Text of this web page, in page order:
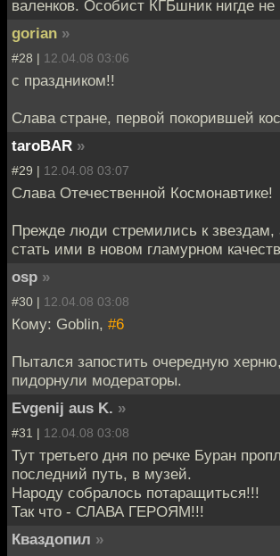
валенков. Особист КГБшник нигде не
gorian »
#28 | 12.04.08 03:06
с праздником!!
Слава стране, первой покорившей
taroBAR »
#29 | 12.04.08 03:07
Слава Отечественной Космонавтике!
Прежде люди стремились к звездам,
стать ими в новом гламурном
osp »
#30 | 12.04.08 03:08
Кому: Goblin, #6
Пытался запостить очередную
пидорнули модераторы.
Evgenij aus K. »
#31 | 12.04.08 03:08
Тут третьего дня по речке Буран
последний путь, в музей.
Народу собралось потаращиться!!!
Так что - СЛАВА ГЕРОЯМ!!!
Кваздопил »